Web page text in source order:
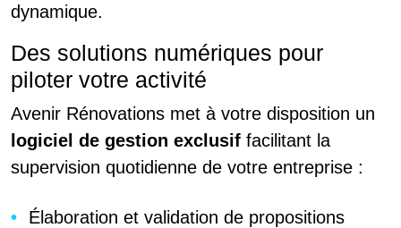
dynamique.
Des solutions numériques pour
piloter votre activité
Avenir Rénovations met à votre disposition un
logiciel de gestion exclusif facilitant la
supervision quotidienne de votre entreprise :
Élaboration et validation de propositions